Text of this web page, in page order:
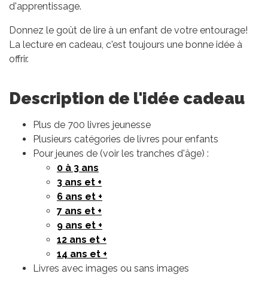
d'apprentissage.
Donnez le goût de lire à un enfant de votre entourage!
La lecture en cadeau, c'est toujours une bonne idée à
offrir.
Description de l'idée cadeau
Plus de 700 livres jeunesse
Plusieurs catégories de livres pour enfants
Pour jeunes de (voir les tranches d'âge) :
0 à 3 ans
3 ans et +
6 ans et +
7 ans et +
9 ans et +
12 ans et +
14 ans et +
Livres avec images ou sans images